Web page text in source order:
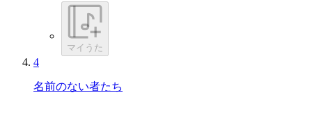
マイうた
4
名前のない者たち